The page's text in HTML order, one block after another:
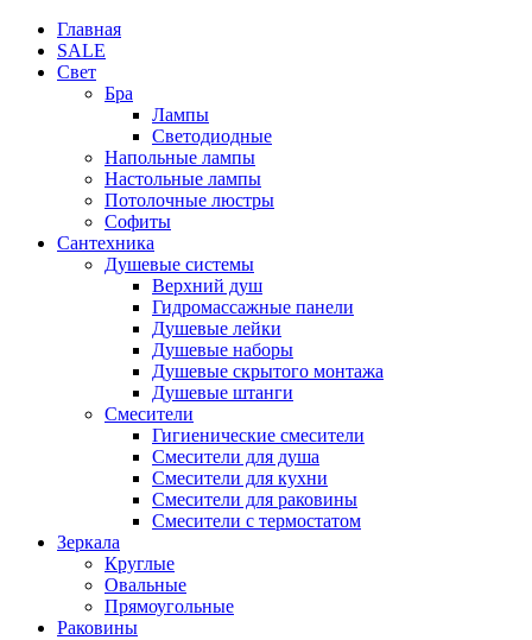
Главная
SALE
Свет
Бра
Лампы
Светодиодные
Напольные лампы
Настольные лампы
Потолочные люстры
Софиты
Сантехника
Душевые системы
Верхний душ
Гидромассажные панели
Душевые лейки
Душевые наборы
Душевые скрытого монтажа
Душевые штанги
Смесители
Гигиенические смесители
Смесители для душа
Смесители для кухни
Смесители для раковины
Смесители с термостатом
Зеркала
Круглые
Овальные
Прямоугольные
Раковины